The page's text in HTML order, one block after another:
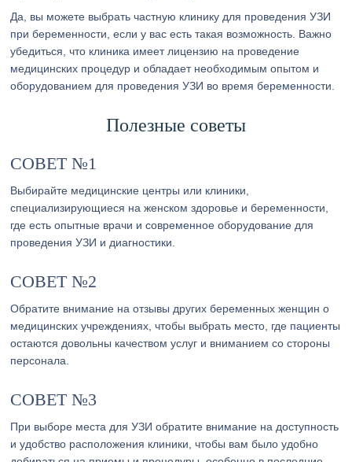
Да, вы можете выбрать частную клинику для проведения УЗИ
при беременности, если у вас есть такая возможность. Важно
убедиться, что клиника имеет лицензию на проведение
медицинских процедур и обладает необходимым опытом и
оборудованием для проведения УЗИ во время беременности.
Полезные советы
СОВЕТ №1
Выбирайте медицинские центры или клиники,
специализирующиеся на женском здоровье и беременности,
где есть опытные врачи и современное оборудование для
проведения УЗИ и диагностики.
СОВЕТ №2
Обратите внимание на отзывы других беременных женщин о
медицинских учреждениях, чтобы выбрать место, где пациенты
остаются довольны качеством услуг и вниманием со стороны
персонала.
СОВЕТ №3
При выборе места для УЗИ обратите внимание на доступность
и удобство расположения клиники, чтобы вам было удобно